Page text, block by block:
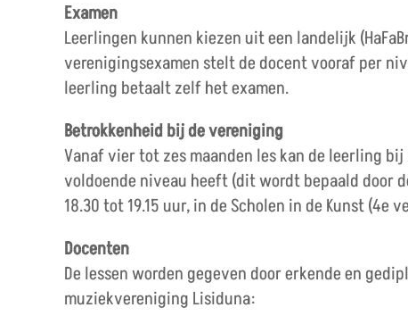
Examen
Leerlingen kunnen kiezen uit een landelijk
verenigingsexamen stelt de docent vooraf per
leerling betaalt zelf het examen.
Betrokkenheid bij de vereniging
Vanaf vier tot zes maanden les kan de leerling
voldoende niveau heeft (dit wordt bepaald door
18.30 tot 19.15 uur, in de Scholen in de Kunst (4e
Docenten
De lessen worden gegeven door erkende en
muziekvereniging Lisiduna: